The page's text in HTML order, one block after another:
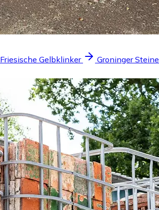
Friesische Gelbklinker Groninger Steine